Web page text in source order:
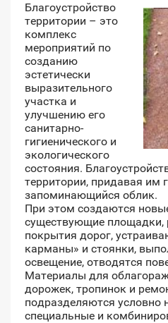
Благоустройство
территории – это
комплекс
мероприятий по
созданию
эстетически
выразительного
участка и
улучшению его
санитарно-
гигиенического и
экологического
состояния.
территории, придавая им
запоминающийся облик.
При этом создаются
существующие площадки,
покрытия дорог,
карманы» и стоянки,
освещение, отводятся
Материалы для
дорожек, тропинок и
подразделяются условно
специальные и